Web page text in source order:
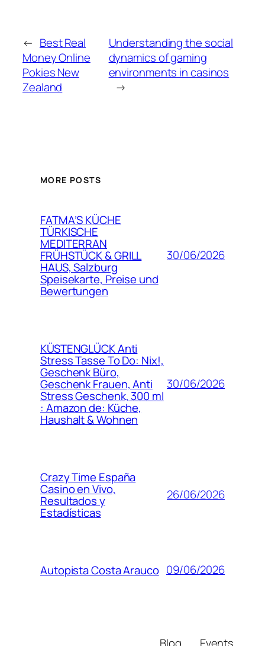
← Best Real
Money Online
Pokies New
Zealand
Understanding the social
dynamics of gaming
environments in casinos
→
MORE POSTS
FATMA’S KÜCHE
TÜRKISCHE
MEDITERRAN
FRÜHSTÜCK & GRILL
HAUS, Salzburg
Speisekarte, Preise und
Bewertungen
30/06/2026
KÜSTENGLÜCK Anti
Stress Tasse To Do: Nix!,
Geschenk Büro,
Geschenk Frauen, Anti
Stress Geschenk, 300 ml
: Amazon de: Küche,
Haushalt & Wohnen
30/06/2026
Crazy Time España
Casino en Vivo,
Resultados y
Estadísticas
26/06/2026
Autopista Costa Arauco 09/06/2026